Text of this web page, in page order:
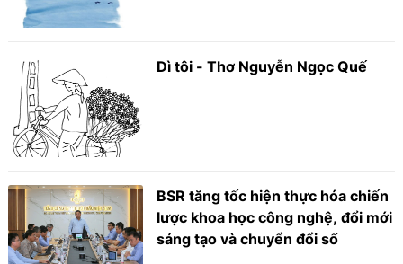
Dì tôi - Thơ Nguyễn Ngọc Quế
BSR tăng tốc hiện thực hóa chiến
lược khoa học công nghệ, đổi mới
sáng tạo và chuyển đổi số